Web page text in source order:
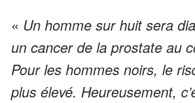
« Un homme sur huit sera
un cancer de la prostate au
Pour les hommes noirs, le
plus élevé. Heureusement,